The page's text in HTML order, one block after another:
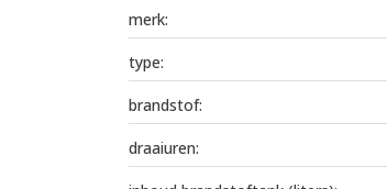
merk:
type:
brandstof:
draaiuren: